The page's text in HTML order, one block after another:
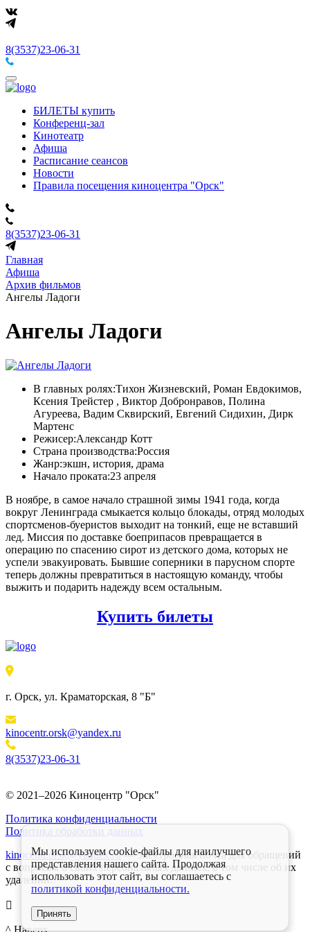
8(3537)23-06-31
БИЛЕТЫ купить
Конференц-зал
Кинотеатр
Афиша
Расписание сеансов
Новости
Правила посещения киноцентра "Орск"
8(3537)23-06-31
Главная
Афиша
Архив фильмов
Ангелы Ладоги
Ангелы Ладоги
В главных ролях:Тихон Жизневский, Роман Евдокимов,
Ксения Трейстер , Виктор Добронравов, Полина
Агуреева, Вадим Сквирский, Евгений Сидихин, Дирк
Мартенс
Режисер:Александр Котт
Страна производства:Россия
Жанр:экшн, история, драма
Начало проката:23 апреля
В ноябре, в самое начало страшной зимы 1941 года, когда
вокруг Ленинграда смыкается кольцо блокады, отряд молодых
спортсменов-буеристов выходит на тонкий, еще не вставший
лед. Миссия по доставке боеприпасов превращается в
операцию по спасению сирот из детского дома, которых не
успели эвакуировать. Бывшие соперники в парусном спорте
теперь должны превратиться в настоящую команду, чтобы
выжить и подарить надежду всем остальным.
Купить билеты
г. Орск, ул. Краматорская, 8 "Б"
kinocentr.orsk@yandex.ru
8(3537)23-06-31
© 2021–2026 Киноцентр "Орск"
Политика конфиденциальности
Политика обработки данных
kinocentr.orsk@yandex.ru— электронная почта для обращений
с вопросом о своих персональных данных, в том числе об их
удалении.

^ Наверх
Мы используем cookie-файлы для наилучшего
представления нашего сайта. Продолжая
использовать этот сайт, вы соглашаетесь c
политикой конфиденциальности.
Принять